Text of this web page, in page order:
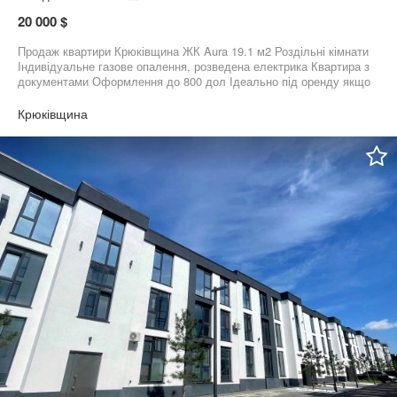
20 000 $
Продаж квартири Крюківщина ЖК Aura 19.1 м2 Роздільні кімнати
Індивідуальне газове опалення, розведена електрика Квартира з
документами Оформлення до 800 дол Ідеально під оренду якщо
панорамні вікна з прекрасним видом на Київ
Крюківщина